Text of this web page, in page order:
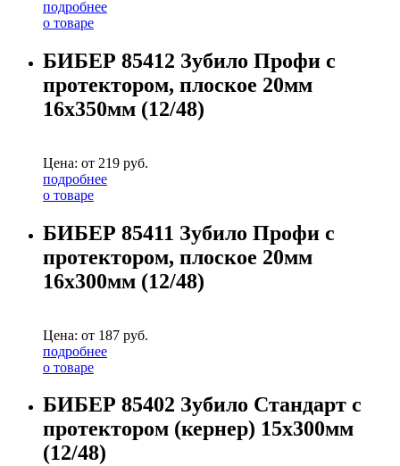
подробнее
о товаре
БИБЕР 85412 Зубило Профи с
протектором, плоское 20мм
16х350мм (12/48)
Цена: от 219 руб.
подробнее
о товаре
БИБЕР 85411 Зубило Профи с
протектором, плоское 20мм
16х300мм (12/48)
Цена: от 187 руб.
подробнее
о товаре
БИБЕР 85402 Зубило Стандарт с
протектором (кернер) 15х300мм
(12/48)